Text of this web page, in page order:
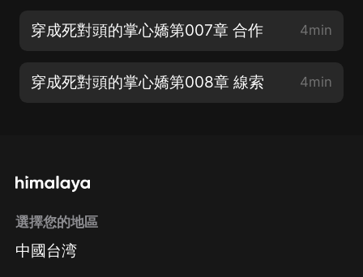
穿成死對頭的掌心嬌第007章 合作 4min
穿成死對頭的掌心嬌第008章 線索 4min
選擇您的地區
中國台湾